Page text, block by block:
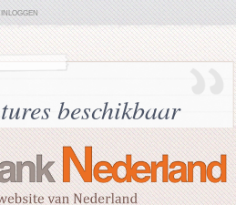
INLOGGEN
beschikbaar